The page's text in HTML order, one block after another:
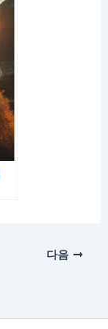
다음